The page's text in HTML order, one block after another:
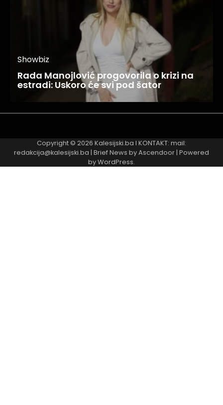
Showbiz
Rada Manojlović progovorila o krizi na
estradi: Uskoro će svi pod šator
Copyright © 2026 Kalesijski.ba I KONTAKT: mail:
redakcija@kalesijski.ba | Brief News byAscendoor| Powered
byWordPress.